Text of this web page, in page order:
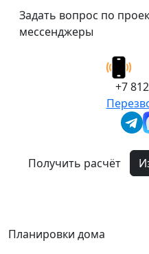
Задать вопрос по
мессенджеры
+7
Получить расчёт
Планировки дома